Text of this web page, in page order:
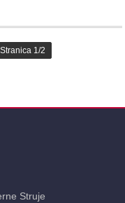
Stranica 1/2
Struje